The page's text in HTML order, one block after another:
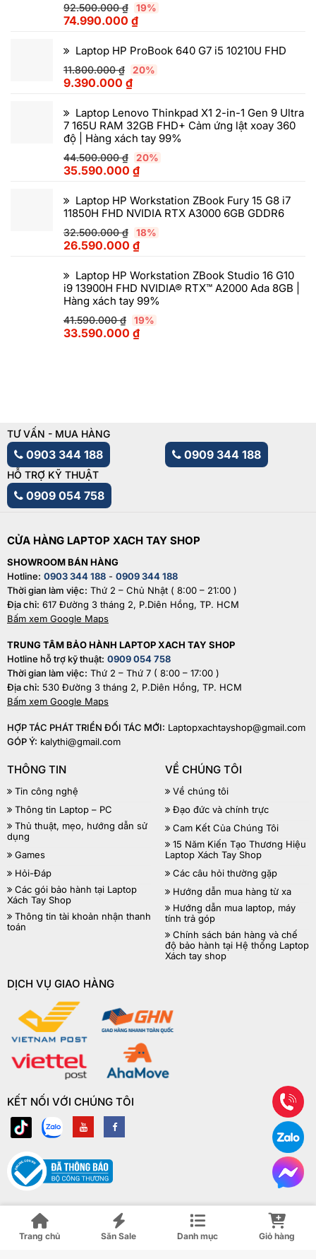
92.500.000₫ 19%
74.990.000 ₫
Laptop HP ProBook 640 G7 i5 10210U FHD
11.800.000₫ 20%
9.390.000 ₫
Laptop Lenovo Thinkpad X1 2-in-1 Gen 9 Ultra
7 165U RAM 32GB FHD+ Cảm ứng lật xoay 360
độ | Hàng xách tay 99%
44.500.000₫ 20%
35.590.000 ₫
Laptop HP Workstation ZBook Fury 15 G8 i7
11850H FHD NVIDIA RTX A3000 6GB GDDR6
32.500.000₫ 18%
26.590.000 ₫
Laptop HP Workstation ZBook Studio 16 G10
i9 13900H FHD NVIDIA® RTX™ A2000 Ada 8GB |
Hàng xách tay 99%
41.590.000₫ 19%
33.590.000 ₫
TƯ VẤN - MUA HÀNG
0903 344 188 0909 344 188
HỖ TRỢ KỸ THUẬT
0909 054 758
CỬA HÀNG LAPTOP XACH TAY SHOP
SHOWROOM BÁN HÀNG
Hotline: 0903 344 188 - 0909 344 188
Thời gian làm việc: Thứ 2 – Chủ Nhật ( 8:00 – 21:00 )
Địa chỉ: 617 Đường 3 tháng 2, P.Diên Hồng, TP. HCM
Bấm xem Google Maps
TRUNG TÂM BẢO HÀNH LAPTOP XACH TAY SHOP
Hotline hỗ trợ kỹ thuật: 0909 054 758
Thời gian làm việc: Thứ 2 – Thứ 7 ( 8:00 – 17:00 )
Địa chỉ: 530 Đường 3 tháng 2, P.Diên Hồng, TP. HCM
Bấm xem Google Maps
HỢP TÁC PHÁT TRIỂN ĐỐI TÁC MỚI: Laptopxachtayshop@gmail.com
GÓP Ý: kalythi@gmail.com
THÔNG TIN
Tin công nghệ
Thông tin Laptop – PC
Thủ thuật, mẹo, hướng dẫn sử
dụng
Games
Hỏi-Đáp
Các gói bảo hành tại Laptop
Xách Tay Shop
Thông tin tài khoản nhận thanh
toán
VỀ CHÚNG TÔI
Về chúng tôi
Đạo đức và chính trực
Cam Kết Của Chúng Tôi
15 Năm Kiến Tạo Thương Hiệu
Laptop Xách Tay Shop
Các câu hỏi thường gặp
Hướng dẫn mua hàng từ xa
Hướng dẫn mua laptop, máy
tính trả góp
Chính sách bán hàng và chế
độ bảo hành tại Hệ thống Laptop
Xách tay shop
DỊCH VỤ GIAO HÀNG
KẾT NỐI VỚI CHÚNG TÔI
© Copyright Laptop Xách Tay Shop 2018 | ® Bản quyền website này
Trang chủ Săn Sale Danh mục Giỏ hàng